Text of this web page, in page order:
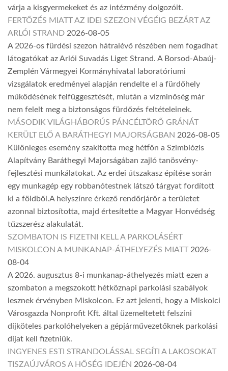
várja a kisgyermekeket és az intézmény dolgozóit.
FERTŐZÉS MIATT AZ IDEI SZEZON VÉGÉIG BEZÁRT AZ
ARLÓI STRAND 2026-08-05
A 2026-os fürdési szezon hátralévő részében nem fogadhat
látogatókat az Arlói Suvadás Liget Strand. A Borsod-Abaúj-
Zemplén Vármegyei Kormányhivatal laboratóriumi
vizsgálatok eredményei alapján rendelte el a fürdőhely
működésének felfüggesztését, miután a vízminőség már
nem felelt meg a biztonságos fürdőzés feltételeinek.
MÁSODIK VILÁGHÁBORÚS PÁNCÉLTÖRŐ GRÁNÁT
KERÜLT ELŐ A BARÁTHEGYI MAJORSÁGBAN 2026-08-05
Különleges esemény szakította meg hétfőn a Szimbiózis
Alapítvány Baráthegyi Majorságában zajló tanösvény-
fejlesztési munkálatokat. Az erdei útszakasz építése során
egy munkagép egy robbanótestnek látszó tárgyat fordított
ki a földből.A helyszínre érkező rendőrjárőr a területet
azonnal biztosította, majd értesítette a Magyar Honvédség
tűzszerész alakulatát.
SZOMBATON IS FIZETNI KELL A PARKOLÁSÉRT
MISKOLCON A MUNKANAP-ÁTHELYEZÉS MIATT 2026-
08-04
A 2026. augusztus 8-i munkanap-áthelyezés miatt ezen a
szombaton a megszokott hétköznapi parkolási szabályok
lesznek érvényben Miskolcon. Ez azt jelenti, hogy a Miskolci
Városgazda Nonprofit Kft. által üzemeltetett felszíni
díjköteles parkolóhelyeken a gépjárművezetőknek parkolási
díjat kell fizetniük.
INGYENES ESTI STRANDOLÁSSAL SEGÍTI A LAKOSOKAT
TISZAÚJVÁROS A HŐSÉG IDEJÉN 2026-08-04